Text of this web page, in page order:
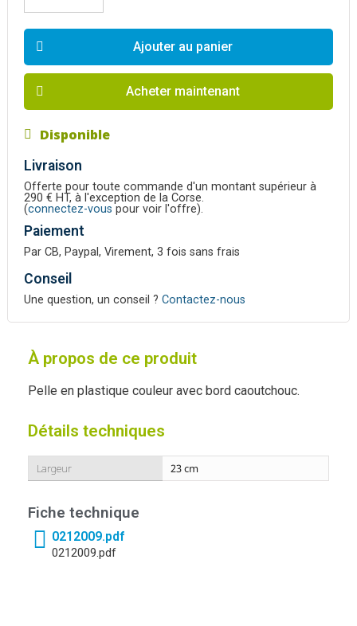
Ajouter au panier
Acheter maintenant
Disponible
Livraison
Offerte pour toute commande d'un montant supérieur à
290 € HT, à l'exception de la Corse.
(connectez-vous pour voir l'offre).
Paiement
Par CB, Paypal, Virement, 3 fois sans frais
Conseil
Une question, un conseil ? Contactez-nous
À propos de ce produit
Pelle en plastique couleur avec bord caoutchouc.
Détails techniques
Largeur 23 cm
Fiche technique
0212009.pdf
0212009.pdf